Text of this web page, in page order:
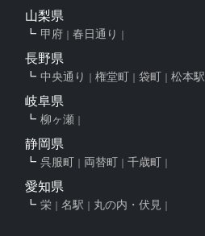
山梨県
甲府 春日通り
長野県
中央通り 権堂町 袋町 松本駅
岐阜県
柳ヶ瀬
静岡県
呉服町 両替町 千歳町
愛知県
栄 名駅 丸の内・伏見